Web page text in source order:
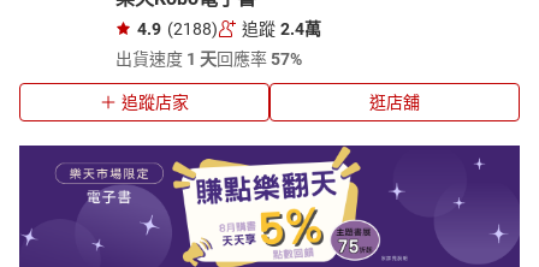
4.9 (2188) 追蹤 2.4萬
出貨速度 1 天回應率57%
追蹤店家 逛店舖